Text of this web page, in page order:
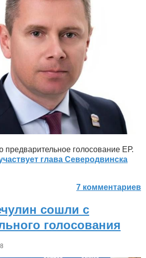
предварительное голосование ЕР.
глава Северодвинска
7 комментариев
сошли с
голосования